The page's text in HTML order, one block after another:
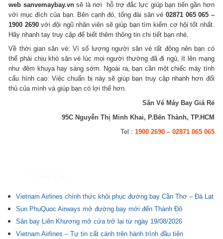
web sanvemaybay.vnsẽ là nơi hỗ trợ đắc lực giúp bạn tiến gần hơn
với mục đích của bạn. Bên cạnh đó, tổng đài săn vé02871 065 065 –
1900 2690với đội ngũ nhân viên sẽ giúp bạn tìm kiếm cơ hội tốt nhất.
Hãy nhanh tay truy cập để biết thêm thông tin chi tiết bạn nhé.
Về thời gian săn vé: Vì số lượng người săn vé rất đông nên bạn có
thể phải chịu khó săn vé lúc mọi người thường đã đi ngủ, ít lên mạng
như đêm khuya hay sáng sớm. Ngoài ra, bạn cần một chiếc máy tính
cấu hình cao: Việc chuẩn bị này sẽ giúp bạn truy cập nhanh hơn đối
thủ của mình và giúp bạn có lợi thế hơn.
Săn Vé Máy Bay Giá Rẻ
95C Nguyễn Thị Minh Khai, P.Bến Thành, TP.HCM
Tel : 1900 2690– 02871 065 065
Vietnam Airlines chính thức khôi phục đường bay Cần Thơ – Đà Lạt
Sun PhuQuoc Airways mở đường bay mới đến Thành Đô
Sân bay Liên Khương mở cửa trở lại từ ngày 19/08/2026
Vietnam Airlines – Tự tin cất cánh trên hành trình đầu tiên